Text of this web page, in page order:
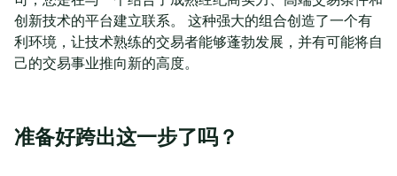
创新技术的平台建立联系。 这种强大的组合创造了一个有
利环境，让技术熟练的交易者能够蓬勃发展，并有可能将自
己的交易事业推向新的高度。
准备好跨出这一步了吗？